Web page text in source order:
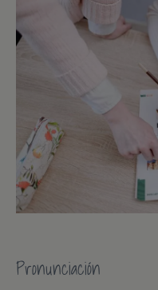
Pronunciación